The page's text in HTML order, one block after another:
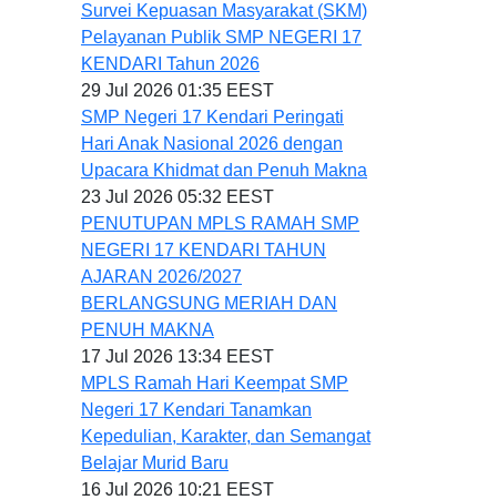
Survei Kepuasan Masyarakat (SKM)
Pelayanan Publik SMP NEGERI 17
KENDARI Tahun 2026
29 Jul 2026 01:35 EEST
SMP Negeri 17 Kendari Peringati
Hari Anak Nasional 2026 dengan
Upacara Khidmat dan Penuh Makna
23 Jul 2026 05:32 EEST
PENUTUPAN MPLS RAMAH SMP
NEGERI 17 KENDARI TAHUN
AJARAN 2026/2027
BERLANGSUNG MERIAH DAN
PENUH MAKNA
17 Jul 2026 13:34 EEST
MPLS Ramah Hari Keempat SMP
Negeri 17 Kendari Tanamkan
Kepedulian, Karakter, dan Semangat
Belajar Murid Baru
16 Jul 2026 10:21 EEST